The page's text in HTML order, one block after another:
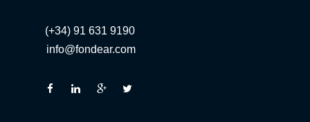
(+34) 91 631 9190
info@fondear.com